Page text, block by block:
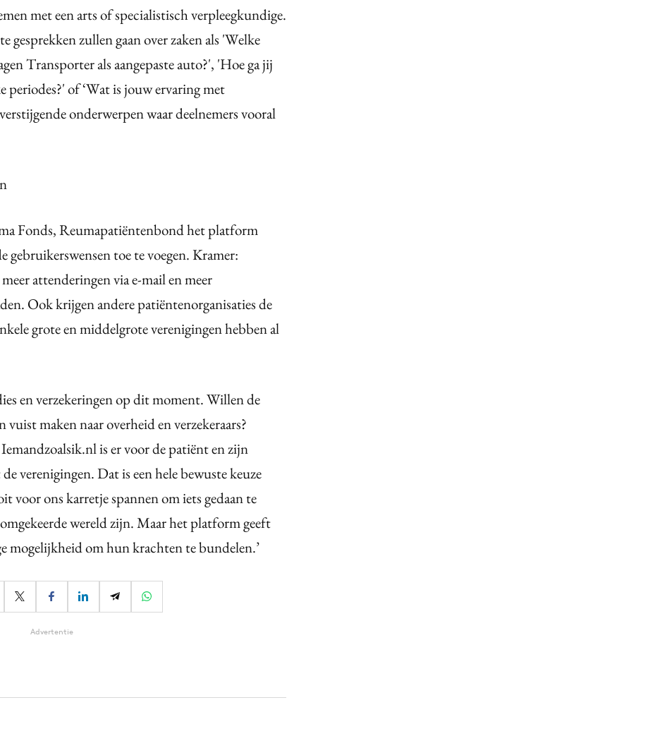
met een arts of specialistisch verpleegkundige.
gesprekken zullen gaan over zaken als 'Welke
Transporter als aangepaste auto?', 'Hoe ga jij
periodes?' of ‘Wat is jouw ervaring met
onderwerpen waar deelnemers vooral
Fonds, Reumapatiëntenbond het platform
toe te voegen. Kramer:
attenderingen via e-mail en meer
Ook krijgen andere patiëntenorganisaties de
grote en middelgrote verenigingen hebben al
en verzekeringen op dit moment. Willen de
maken naar overheid en verzekeraars?
is er voor de patiënt en zijn
verenigingen. Dat is een hele bewuste keuze
voor ons karretje spannen om iets gedaan te
wereld zijn. Maar het platform geeft
mogelijkheid om hun krachten te bundelen.’
Advertentie